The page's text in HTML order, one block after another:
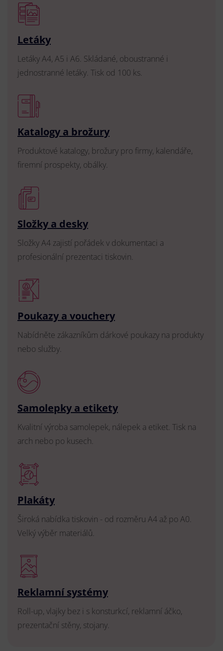
Letáky
Letáky A4, A5 i A6. Skládané, oboustranné i
jednostranné letáky. Tisk od 100 ks.
Katalogy a brožury
Produktové katalogy, brožury pro firmy, kalendáře,
firemní prospekty, obálky.
Složky a desky
Složky A4 zajistí pořádek v dokumentaci a
profesionální prezentaci tiskovin.
Poukazy a vouchery
Nabídněte zákazníkům dárkové poukazy na produkty
nebo služby.
Samolepky a etikety
Kvalitní výroba samolepek, nálepek a etiket. Tisk na
arch nebo po kusech.
Plakáty
Široká nabídka tiskovin - od rozměru A4 až po A0.
Velký výběr materiálů.
Reklamní systémy
Roll-up, vlajky bez i s konsturkcí, reklamní áčko,
prezentační stěny, stojany.